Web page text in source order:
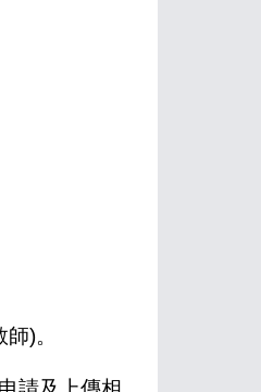
)。